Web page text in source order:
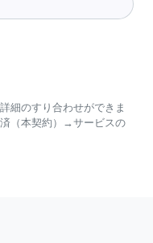
細のすり合わせができま
（本契約）→サービスの